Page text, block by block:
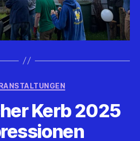
Kategorien
Kerb 2025